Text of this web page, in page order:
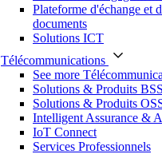
Plateforme d'échange et
documents
Solutions ICT
Télécommunications
See more
Solutions & Produits BSS
Solutions & Produits
Intelligent Assurance &
IoT Connect
Services Professionnels